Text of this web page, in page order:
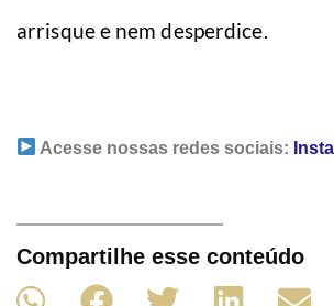
arrisque e nem desperdice.
Acesse nossas redes sociais:
Compartilhe esse conteúdo